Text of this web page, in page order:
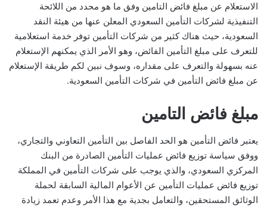
الاستعلام عن مبلغ فائض التامين وفق ما هو محدد من اللائحة
التنفيذية لشركات التأمين السعودي المعلن عنها من هيئة النقد
السعودية، حيث هناك كثير من شركات التأمين توفر خدمة استعلامية
للتعرف على مبلغ التأمين الفائض، وهو الأمر الذي يمكنهم الإستعلام
عنه بسهولة والتعرف على مقداره، وسوف نبين لكم طريقة الإستعلام
عن مبلغ فائض التأمين في شركات التأمين السعودية.
مبلغ فائض التامين
يعتبر فائض التأمين هو الحد الفاصل بين التأمين التعاوني والتجاري،
ووفق سياسة توزيع فائض عمليات التأمين الصادرة من البنك
المركزي السعودي، والذي يوجب على شركات التأمين في المملكة
توزيع فائض عمليات التأمين عن الأعوام المالية السابقة لحملة
الوثائق المستحقين، والتعامل بجدية مع هذا الأمر وعدم تعمد زيادة